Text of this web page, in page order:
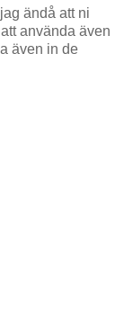
ändå att ni
använda även
även in de